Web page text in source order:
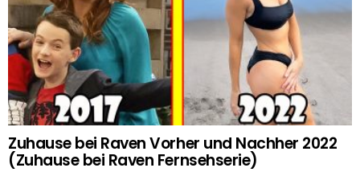
Zuhause bei Raven Vorher und Nachher 2022
(Zuhause bei Raven Fernsehserie)